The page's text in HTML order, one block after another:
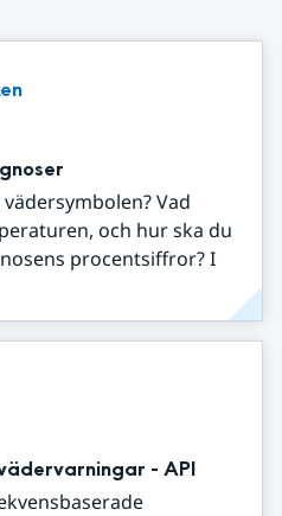
Vad
och hur ska du
procentsiffror? I
- API